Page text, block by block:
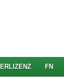
FN